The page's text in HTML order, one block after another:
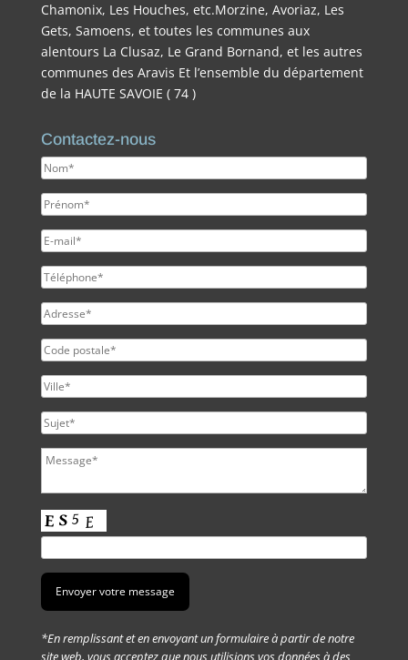
Chamonix, Les Houches, etc.Morzine, Avoriaz, Les
Gets, Samoens, et toutes les communes aux
alentours La Clusaz, Le Grand Bornand, et les autres
communes des Aravis Et l’ensemble du département
de la HAUTE SAVOIE ( 74 )
Contactez-nous
*En remplissant et en envoyant un formulaire à partir de notre
site web, vous acceptez que nous utilisions vos données à des